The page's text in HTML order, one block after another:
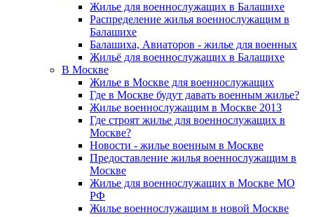
Жилье для военнослужащих в Балашихе
Распределение жилья военнослужащим в
Балашихе
Балашиха, Авиаторов - жилье для военных
Жильё для военнослужащих в Балашихе
В Москве
Жилье в Москве для военнослужащих
Где в Москве будут давать военным жилье?
Жилье военнослужащим в Москве 2013
Где строят жилье для военнослужащих в
Москве?
Новости - жилье военным в Москве
Предоставление жилья военнослужащим в
Москве
Жилье для военнослужащих в Москве МО
РФ
Жилье военнослужащим в новой Москве